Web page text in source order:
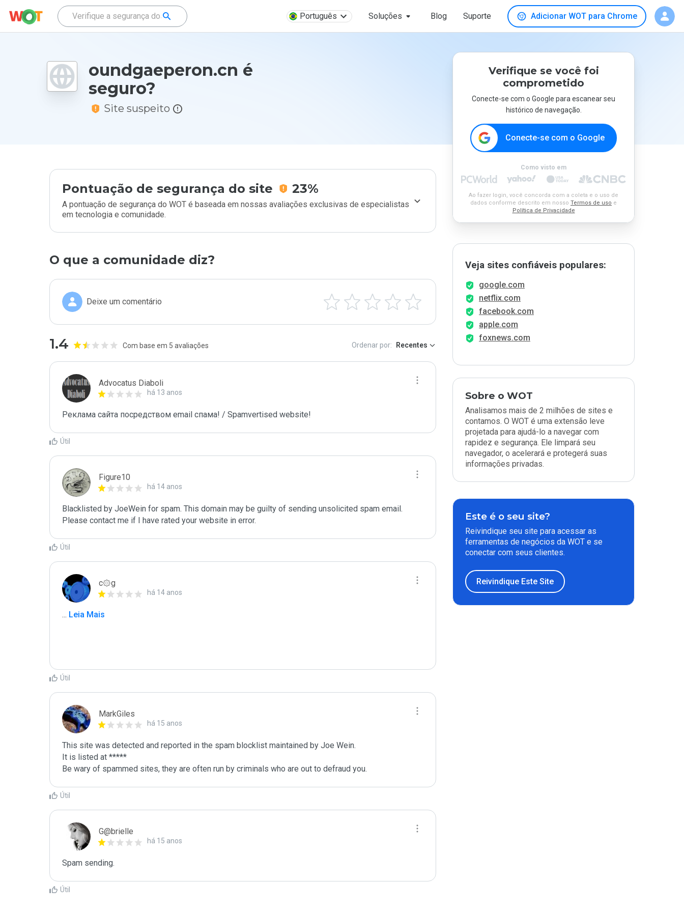
Português Soluções Blog Suporte Adicionar WOT para Chrome
oundgaeperon.cn é
seguro?
Site suspeito
Pontuação de segurança do site 23%
A pontuação de segurança do WOT é baseada em nossas avaliações exclusivas de especialistas
em tecnologia e comunidade.
O que a comunidade diz?
Deixe um comentário
1.4 Com base em 5 avaliações Ordenar por: Recentes
Advocatus Diaboli
há 13 anos
Реклама сайта посредством email спама! / Spamvertised website!
Útil
Figure10
há 14 anos
Blacklisted by JoeWein for spam. This domain may be guilty of sending unsolicited spam email.
Please contact me if I have rated your website in error.
Útil
c۞g
há 14 anos
... Leia Mais
Útil
MarkGiles
há 15 anos
This site was detected and reported in the spam blocklist maintained by Joe Wein.
It is listed at *****
Be wary of spammed sites, they are often run by criminals who are out to defraud you.
Útil
G@brielle
há 15 anos
Spam sending.
Útil
Verifique se você foi
comprometido
Conecte-se com o Google para escanear seu
histórico de navegação.
Conecte-se com o Google
Como visto em
Ao fazer login, você concorda com a coleta e o uso de
dados conforme descrito em nosso Termos de uso e
Política de Privacidade
Veja sites confiáveis populares:
google.com
netflix.com
facebook.com
apple.com
foxnews.com
Sobre o WOT
Analisamos mais de 2 milhões de sites e
contamos. O WOT é uma extensão leve
projetada para ajudá-lo a navegar com
rapidez e segurança. Ele limpará seu
navegador, o acelerará e protegerá suas
informações privadas.
Este é o seu site?
Reivindique seu site para acessar as
ferramentas de negócios da WOT e se
conectar com seus clientes.
Reivindique Este Site